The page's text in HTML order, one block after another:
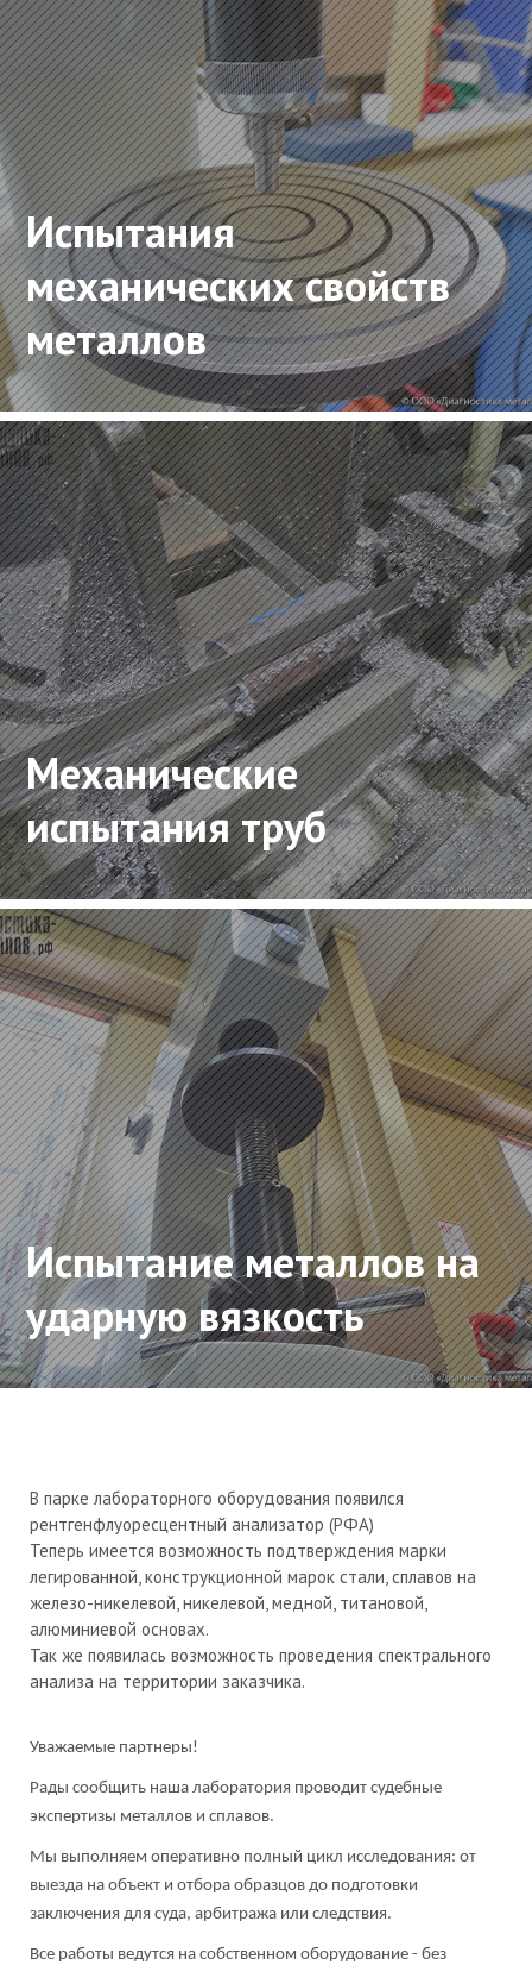
Испытания
механических свойств
металлов
Механические
испытания труб
Испытание металлов на
ударную вязкость
В парке лабораторного оборудования появился
рентгенфлуоресцентный анализатор (РФА)
Теперь имеется возможность подтверждения марки
легированной, конструкционной марок стали, сплавов на
железо-никелевой, никелевой, медной, титановой,
алюминиевой основах.
Так же появилась возможность проведения спектрального
анализа на территории заказчика.
Уважаемые партнеры!
Рады сообщить наша лаборатория проводит судебные
экспертизы металлов и сплавов.
Мы выполняем оперативно полный цикл исследования: от
выезда на объект и отбора образцов до подготовки
заключения для суда, арбитража или следствия.
Все работы ведутся на собственном оборудование - без